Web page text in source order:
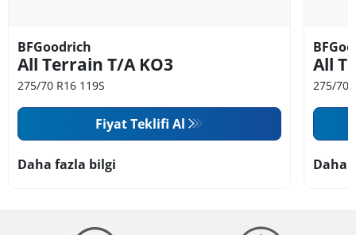
BFGoodrich
All Terrain T/A KO3
275/70 R16 119S
Fiyat Teklifi Al
Daha fazla bilgi
All
275/70
Daha